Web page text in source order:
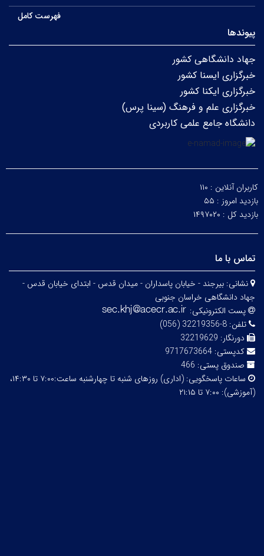
فهرست کامل
پیوندها
جهاد دانشگاهی کشور
خبرگزاری ایسنا کشور
خبرگزاری ایکنا کشور
خبرگزاری علم و فرهنگ (سینا پرس)
دانشگاه جامع علمی کاربردی
کاربران آنلاین : ۱۱۰
بازدید امروز : ۵۵
بازدید کل : ۱۴۹۷۰۲۰
تماس با ما
نشانی: بیرجند - خیابان پاسداران - میدان قدس - ابتدای خیابان قدس -
جهاد دانشگاهی خراسان جنوبی
پست الکترونیکی:
تلفن: 8-32219356 (056)
دورنگار: 32219629
کدپستی: 9717673664
صندوق پستی: 466
ساعات پاسخگویی:
(اداری) روزهای شنبه تا چهارشنبه ساعت:۷:۰۰ تا ۱۴:۳۰،
(آموزشی): ۷:۰۰ تا ۲۱:۱۵